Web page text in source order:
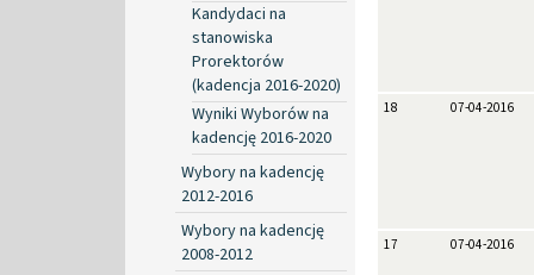
Kandydaci na
stanowiska
Prorektorów
(kadencja 2016-2020)
Wyniki Wyborów na
kadencję 2016-2020
Wybory na kadencję
2012-2016
Wybory na kadencję
2008-2012
18 07-04-2016
17 07-04-2016